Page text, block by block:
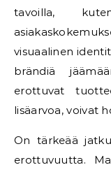
tavoilla,
visuaalinen
brändiä
erottuvat
lisäarvoa, voivat
On tärkeää
erottuvuutta.